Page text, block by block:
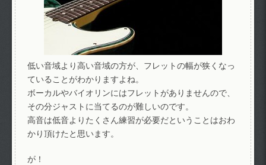
低い音域より高い音域の方が、フレットの幅が狭くなっ
ていることがわかりますよね。
ボーカルやバイオリンにはフレットがありませんので、
その分ジャストに当てるのが難しいのです。
高音は低音よりたくさん練習が必要だということはおわ
かり頂けたと思います。
が！